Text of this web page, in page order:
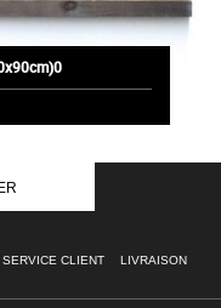
SERVICE CLIENT
LIVRAISON